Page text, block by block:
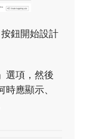
​按鈕開始設計
」選項，然後
時應顯示、